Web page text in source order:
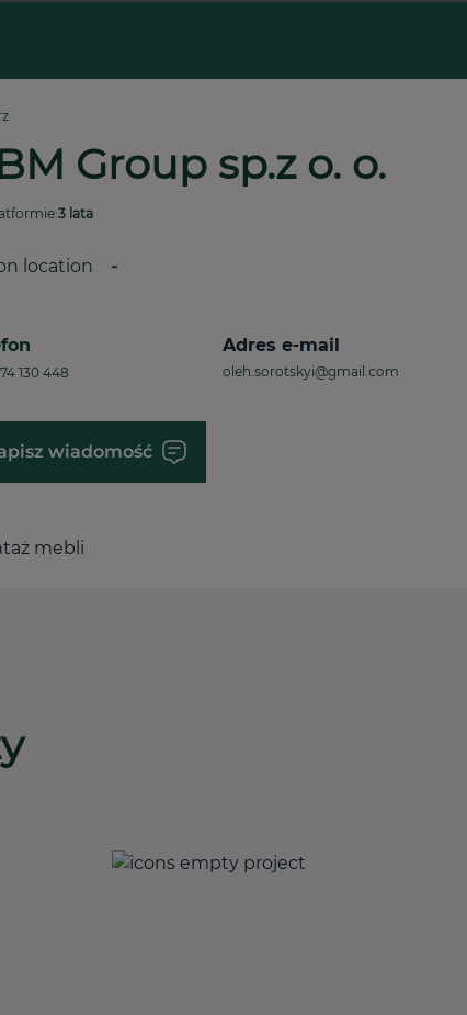
Group sp.z o. o.
3 lata
-
130 448
Adres e-mail
oleh.sorotskyi@gmail.com
wiadomość
mebli